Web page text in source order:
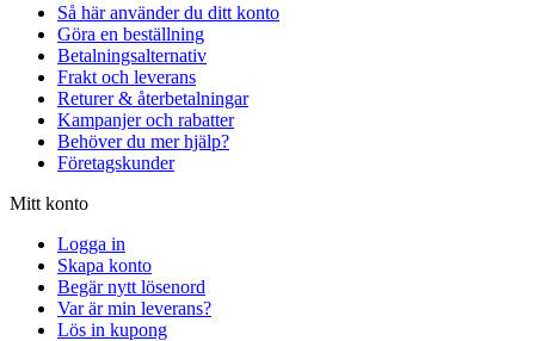
Så här använder du ditt konto
Göra en beställning
Betalningsalternativ
Frakt och leverans
Returer & återbetalningar
Kampanjer och rabatter
Behöver du mer hjälp?
Företagskunder
Mitt konto
Logga in
Skapa konto
Begär nytt lösenord
Var är min leverans?
Lös in kupong